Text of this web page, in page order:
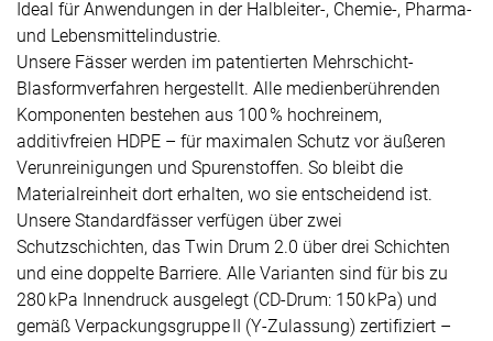
Ideal für Anwendungen in der Halbleiter-, Chemie-, Pharma-
und Lebensmittelindustrie.
Unsere Fässer werden im patentierten Mehrschicht-
Blasformverfahren hergestellt. Alle medienberührenden
Komponenten bestehen aus 100 % hochreinem,
additivfreien HDPE – für maximalen Schutz vor äußeren
Verunreinigungen und Spurenstoffen. So bleibt die
Materialreinheit dort erhalten, wo sie entscheidend ist.
Unsere Standardfässer verfügen über zwei
Schutzschichten, das Twin Drum 2.0 über drei Schichten
und eine doppelte Barriere. Alle Varianten sind für bis zu
280 kPa Innendruck ausgelegt (CD-Drum: 150 kPa) und
gemäß Verpackungsgruppe II (Y-Zulassung) zertifiziert –